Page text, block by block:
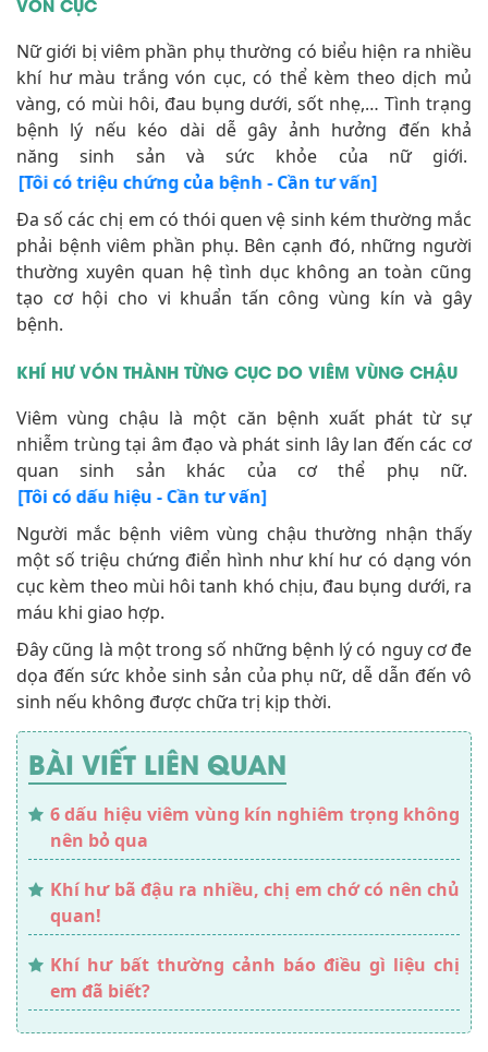
Nữ giới bị viêm phần phụ thường có biểu hiện ra nhiều
khí hư màu trắng vón cục, có thể kèm theo dịch mủ
vàng, có mùi hôi, đau bụng dưới, sốt nhẹ,… Tình trạng
bệnh lý nếu kéo dài dễ gây ảnh hưởng đến khả
năng sinh sản và sức khỏe của nữ giới.
[Tôi có triệu chứng của bệnh - Cần tư vấn]
Đa số các chị em có thói quen vệ sinh kém thường mắc
phải bệnh viêm phần phụ. Bên cạnh đó, những người
thường xuyên quan hệ tình dục không an toàn cũng
tạo cơ hội cho vi khuẩn tấn công vùng kín và gây
bệnh.
KHÍ HƯ VÓN THÀNH TỪNG CỤC DO VIÊM VÙNG CHẬU
Viêm vùng chậu là một căn bệnh xuất phát từ sự
nhiễm trùng tại âm đạo và phát sinh lây lan đến các cơ
quan sinh sản khác của cơ thể phụ nữ.
[Tôi có dấu hiệu - Cần tư vấn]
Người mắc bệnh viêm vùng chậu thường nhận thấy
một số triệu chứng điển hình như khí hư có dạng vón
cục kèm theo mùi hôi tanh khó chịu, đau bụng dưới, ra
máu khi giao hợp.
Đây cũng là một trong số những bệnh lý có nguy cơ đe
dọa đến sức khỏe sinh sản của phụ nữ, dễ dẫn đến vô
sinh nếu không được chữa trị kịp thời.
BÀI VIẾT LIÊN QUAN
6 dấu hiệu viêm vùng kín nghiêm trọng không
nên bỏ qua
Khí hư bã đậu ra nhiều, chị em chớ có nên chủ
quan!
Khí hư bất thường cảnh báo điều gì liệu chị
em đã biết?